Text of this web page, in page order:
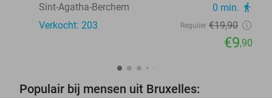
Sint-Agatha-Berchem 0 min. directions_walk
Verkocht: 203 Regulier €19,90
€9,90
Populair bij mensen uit Bruxelles: